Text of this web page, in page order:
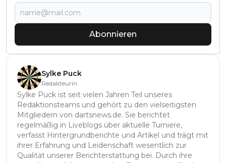
Abonnieren
Sylke Puck
Redakteurin
Sylke Puck ist seit vielen Jahren Teil unseres
Redaktionsteams und gehört zu den vielseitigsten
Mitgliedern von dartsnews.de. Sie berichtet
regelmäßig in Liveblogs über aktuelle Turniere,
verfasst Hintergrundberichte und Artikel und trägt mit
ihrer Erfahrung und Leidenschaft wesentlich zur
Qualität unserer Berichterstattung bei. Durch ihre